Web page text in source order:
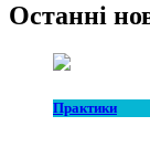
Останні
Практики